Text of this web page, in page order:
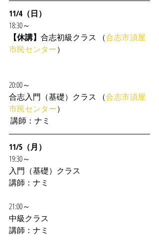
11/4（日）
18:30～
【休講】 合志初級クラス （合志市須屋
市民センター）
20:00～
合志入門（基礎）クラス （合志市須屋
市民センター）
講師：ナミ
11/5（月）
19:30～
入門（基礎）クラス
講師：ナミ
21:00～
中級クラス
講師：ナミ